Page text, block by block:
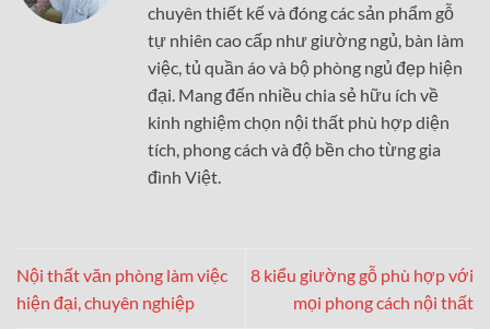
chuyên thiết kế và đóng các sản phẩm gỗ
tự nhiên cao cấp như giường ngủ, bàn làm
việc, tủ quần áo và bộ phòng ngủ đẹp hiện
đại. Mang đến nhiều chia sẻ hữu ích về
kinh nghiệm chọn nội thất phù hợp diện
tích, phong cách và độ bền cho từng gia
đình Việt.
Nội thất văn phòng làm việc
hiện đại, chuyên nghiệp
8 kiểu giường gỗ phù hợp với
mọi phong cách nội thất